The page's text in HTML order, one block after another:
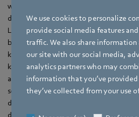
We use cookies to personalize
provide social media features
traffic. We also share
our site with our social media,
analytics partners who may
information that you’ve
they’ve collected from your use
wettbewerbsfähig bleiben, durch
durch unseren globalen Footprint.
Lieferketten gehen, vermeiden wir
beim Kunden. Innovation kann in zwei
kann das beste und
kann aber auch ein good-enough-
anbieten. Bei der Qualität machen wir
schneiden Produkte eben auf die
der Märkte zu. Wir sind der
diesem Jahr nicht nur unsere